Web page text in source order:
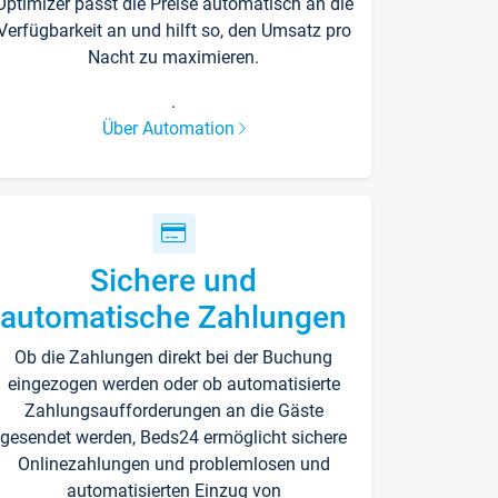
an und hilft so, den Umsatz pro
Nacht zu maximieren.
.
Über Automation
Sichere und
automatische Zahlungen
Ob die Zahlungen direkt bei der Buchung
eingezogen werden oder ob automatisierte
Zahlungsaufforderungen an die Gäste
gesendet werden, Beds24 ermöglicht sichere
Onlinezahlungen und problemlosen und
automatisierten Einzug von